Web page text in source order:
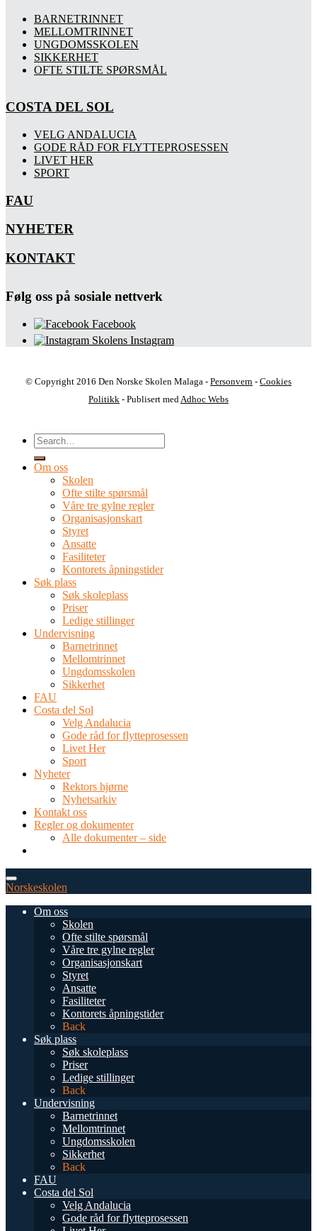
BARNETRINNET
MELLOMTRINNET
UNGDOMSSKOLEN
SIKKERHET
OFTE STILTE SPØRSMÅL
COSTA DEL SOL
VELG ANDALUCIA
GODE RÅD FOR FLYTTEPROSESSEN
LIVET HER
SPORT
FAU
NYHETER
KONTAKT
Følg oss på sosiale nettverk
Facebook
Skolens Instagram
© Copyright 2016 Den Norske Skolen Malaga - Personvern - Cookies
Politikk - Publisert med Adhoc Webs
Om oss
Skolen
Ofte stilte spørsmål
Våre tre gylne regler
Organisasjonskart
Styret
Ansatte
Fasiliteter
Kontorets åpningstider
Søk plass
Søk skoleplass
Priser
Ledige stillinger
Undervisning
Barnetrinnet
Mellomtrinnet
Ungdomsskolen
Sikkerhet
FAU
Costa del Sol
Velg Andalucia
Gode råd for flytteprosessen
Livet Her
Sport
Nyheter
Rektors hjørne
Nyhetsarkiv
Kontakt oss
Regler og dokumenter
Alle dokumenter – side
Norskeskolen
Om oss
Skolen
Ofte stilte spørsmål
Våre tre gylne regler
Organisasjonskart
Styret
Ansatte
Fasiliteter
Kontorets åpningstider
Back
Søk plass
Søk skoleplass
Priser
Ledige stillinger
Back
Undervisning
Barnetrinnet
Mellomtrinnet
Ungdomsskolen
Sikkerhet
Back
FAU
Costa del Sol
Velg Andalucia
Gode råd for flytteprosessen